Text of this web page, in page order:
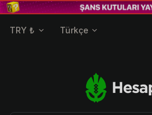
TRY ₺ Türkçe